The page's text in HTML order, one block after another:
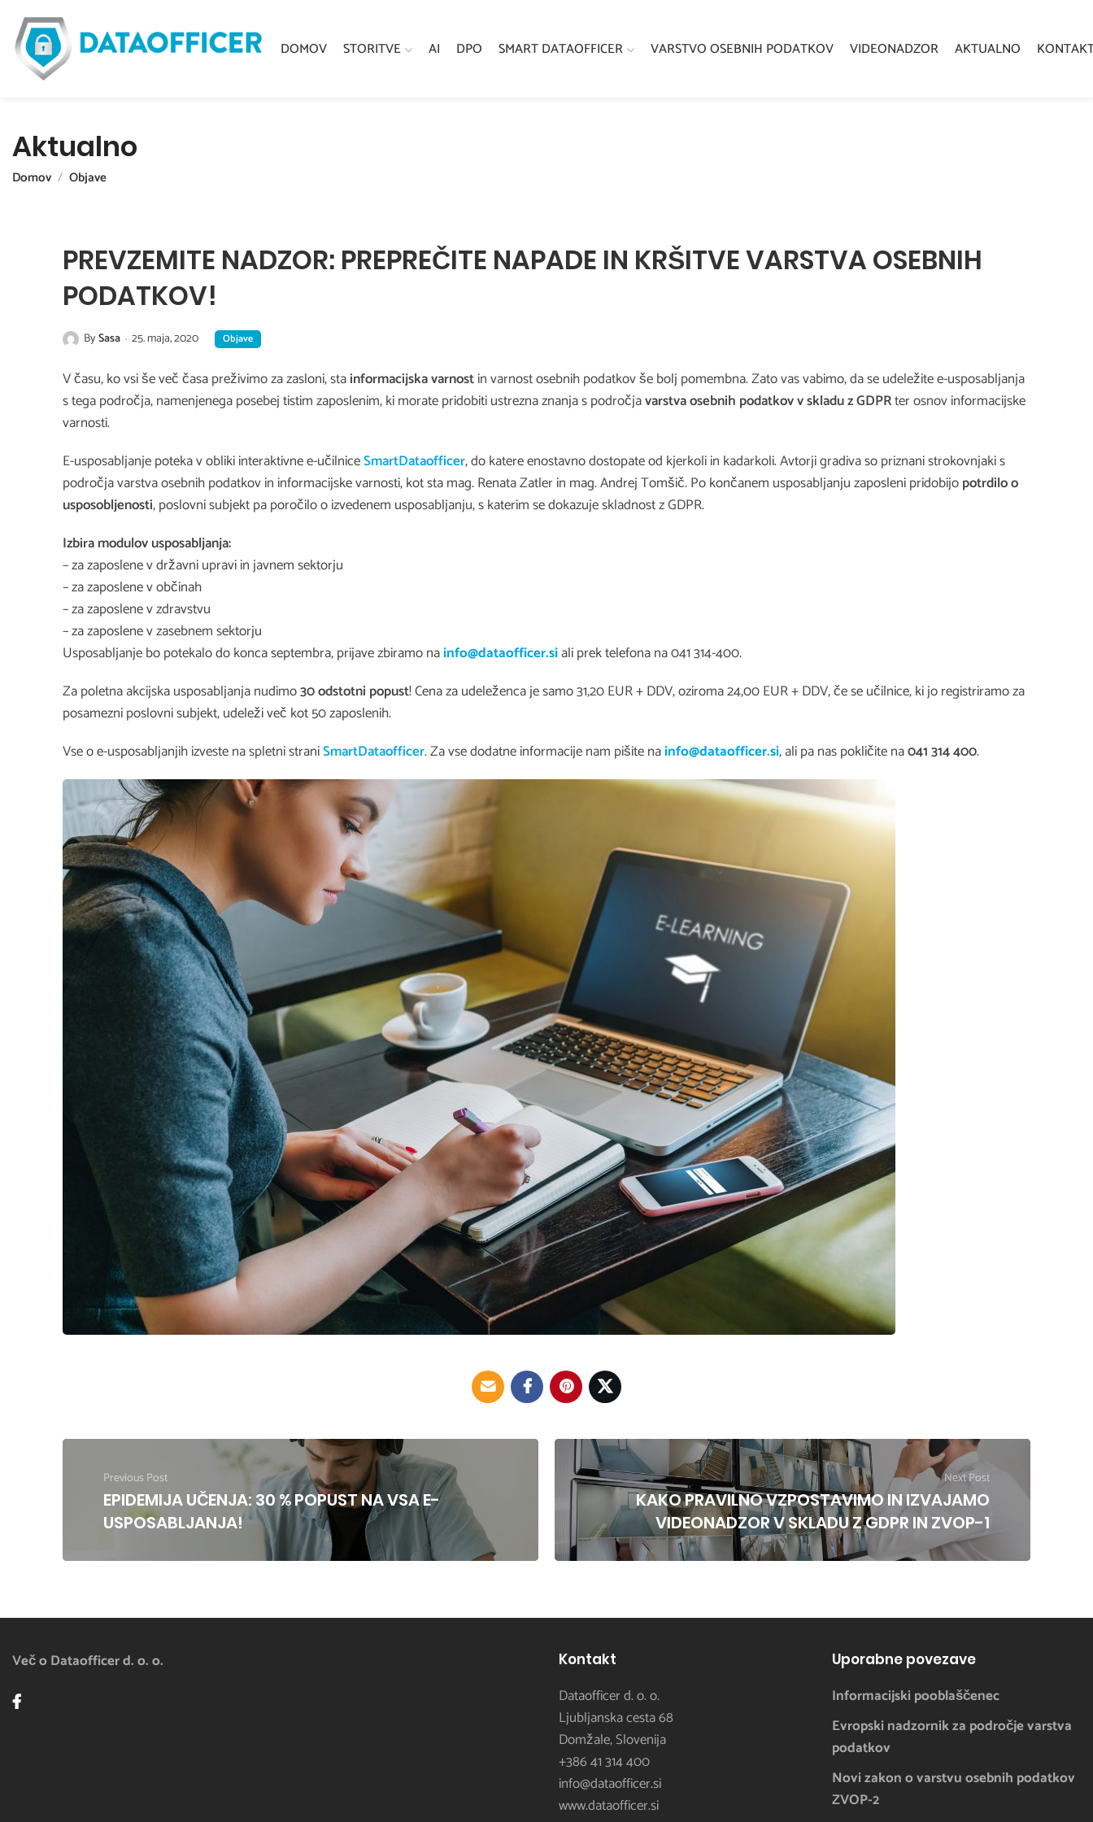
DOMOV STORITVE AI DPO SMART DATAOFFICER VARSTVO OSEBNIH PODATKOV VIDEONADZOR AKTUALNO
Aktualno
Domov Objave
PREVZEMITE NADZOR: PREPREČITE NAPADE IN KRŠITVE VARSTVA OSEBNIH
PODATKOV!
BySasa 25. maja, 2020 Objave
V času, ko vsi še več časa preživimo za zasloni, stainformacijska varnostin varnost osebnih podatkov še bolj pomembna. Zato vas vabimo, da se udeležite e-usposabljanja
s tega področja, namenjenega posebej tistim zaposlenim, ki morate pridobiti ustrezna znanja s področjavarstva osebnih podatkov v skladu z GDPRter osnov informacijske
varnosti.
E-usposabljanje poteka v obliki interaktivne e-učilniceSmartDataofficer, do katere enostavno dostopate od kjerkoli in kadarkoli. Avtorji gradiva so priznani strokovnjaki s
področja varstva osebnih podatkov in informacijske varnosti, kot sta mag. Renata Zatler in mag. Andrej Tomšič. Po končanem usposabljanju zaposleni pridobijopotrdilo o
usposobljenosti, poslovni subjekt pa poročilo o izvedenem usposabljanju, s katerim se dokazuje skladnost z GDPR.
Izbira modulov usposabljanja:
– za zaposlene v državni upravi in javnem sektorju
– za zaposlene v občinah
– za zaposlene v zdravstvu
– za zaposlene v zasebnem sektorju
Usposabljanje bo potekalo do konca septembra, prijave zbiramo nainfo@dataofficer.siali prek telefona na 041 314-400.
Za poletna akcijska usposabljanja nudimo30 odstotni popust! Cena za udeleženca je samo 31,20 EUR + DDV, oziroma 24,00 EUR + DDV, če se učilnice, ki jo registriramo za
posamezni poslovni subjekt, udeleži več kot 50 zaposlenih.
Vse o e-usposabljanjih izveste na spletni straniSmartDataofficer. Za vse dodatne informacije nam pišite nainfo@dataofficer.si, ali pa nas pokličite na041 314 400.
Previous Post
EPIDEMIJA UČENJA: 30 % POPUST NA VSA E-
USPOSABLJANJA!
Next Post
KAKO PRAVILNO VZPOSTAVIMO IN IZVAJAMO
VIDEONADZOR V SKLADU Z GDPR IN ZVOP-1
Več o Dataofficer d. o. o. Kontakt
Dataofficer d. o. o.
Ljubljanska cesta 68
Domžale, Slovenija
+386 41 314 400
info@dataofficer.si
www.dataofficer.si
Uporabne povezave
Informacijski pooblaščenec
Evropski nadzornik za področje varstva
podatkov
Novi zakon o varstvu osebnih podatkov
ZVOP-2